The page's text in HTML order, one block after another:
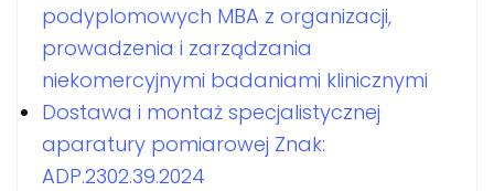
podyplomowych MBA z organizacji,
prowadzenia i zarządzania
niekomercyjnymi badaniami klinicznymi
Dostawa i montaż specjalistycznej
aparatury pomiarowej Znak:
ADP.2302.39.2024